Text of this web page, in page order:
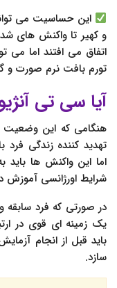
این حساسیت می
و کهیر تا واکنش های
اتفاق می افتند اما
تورم بافت نرم صورت و
آیا سی تی
هنگامی که این وضعیت
تهدید کننده زندگی
اما این واکنش ها
شرایط اورژانسی آموزش
در صورتی که فرد
یک زمینه ای قوی در
باید قبل از انجام
سازد.